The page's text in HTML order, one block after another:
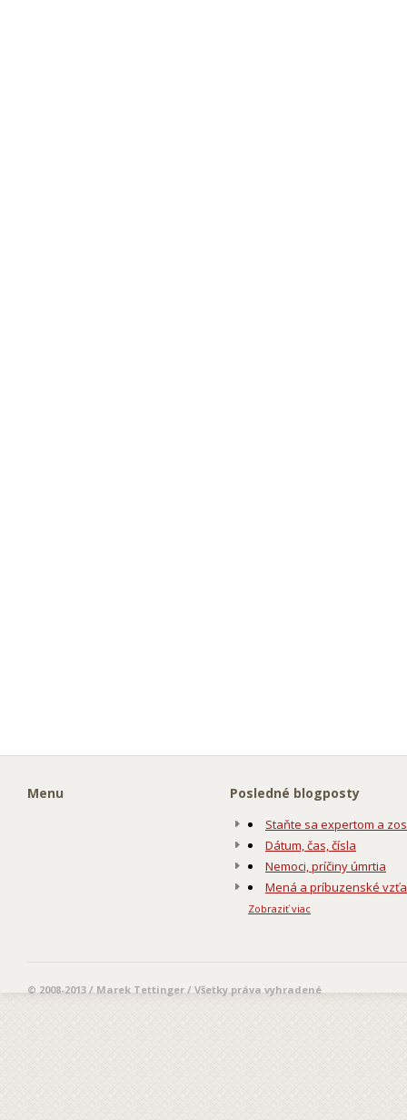
Menu Posledné blogposty
Staňte sa expertom a
Dátum, čas, čísla
Nemoci, príčiny úmrtia
Mená a príbuzenské
Zobraziť viac
© 2008-2013 / Marek Tettinger / Všetky práva vyhradené